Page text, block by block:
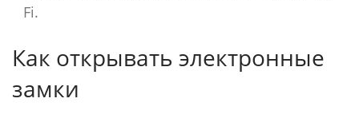
Fi.
Как открывать электронные
замки